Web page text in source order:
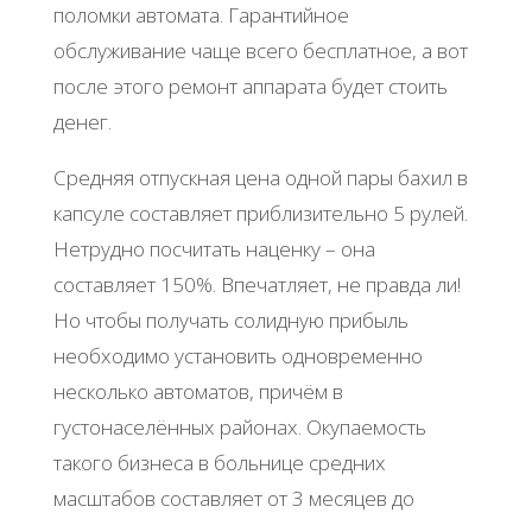
поломки автомата. Гарантийное
обслуживание чаще всего бесплатное, а вот
после этого ремонт аппарата будет стоить
денег.
Средняя отпускная цена одной пары бахил в
капсуле составляет приблизительно 5 рулей.
Нетрудно посчитать наценку – она
составляет 150%. Впечатляет, не правда ли!
Но чтобы получать солидную прибыль
необходимо установить одновременно
несколько автоматов, причём в
густонаселённых районах. Окупаемость
такого бизнеса в больнице средних
масштабов составляет от 3 месяцев до